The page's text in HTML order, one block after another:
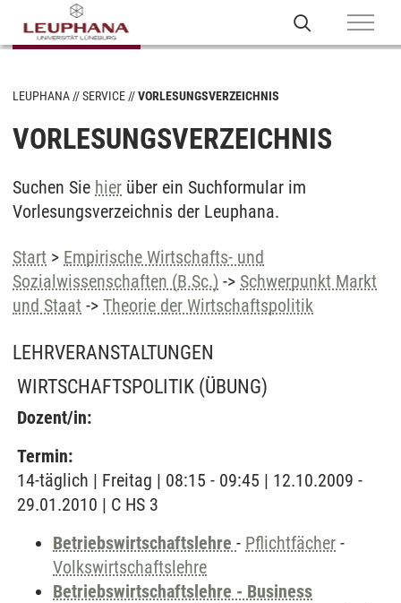
LEUPHANA SERVICE VORLESUNGSVERZEICHNIS
VORLESUNGSVERZEICHNIS
Suchen Sie hier über ein Suchformular im
Vorlesungsverzeichnis der Leuphana.
Start > Empirische Wirtschafts- und
Sozialwissenschaften (B.Sc.) -> Schwerpunkt Markt
und Staat -> Theorie der Wirtschaftspolitik
LEHRVERANSTALTUNGEN
WIRTSCHAFTSPOLITIK (ÜBUNG)
Dozent/in:
Termin:
14-täglich | Freitag | 08:15 - 09:45 | 12.10.2009 -
29.01.2010 | C HS 3
Betriebswirtschaftslehre - Pflichtfächer -
Volkswirtschaftslehre
Betriebswirtschaftslehre - Business